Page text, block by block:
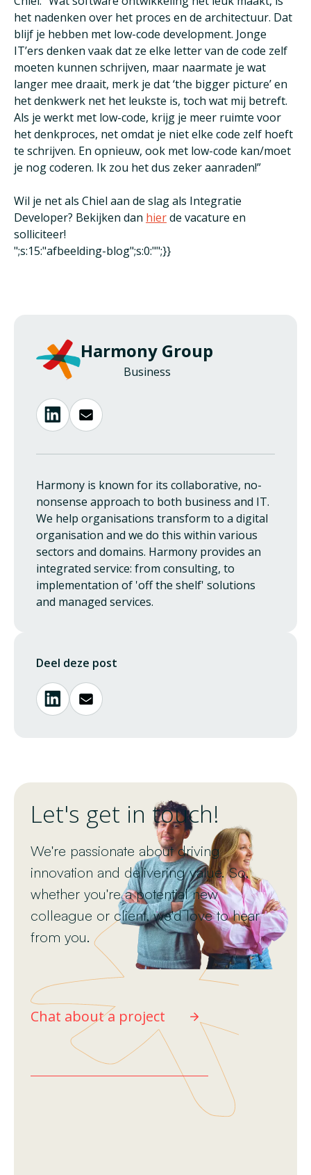
Harmony Group
Business
Harmony is known for its collaborative, no-
nonsense approach to both business and IT.
We help organisations transform to a digital
organisation and we do this within various
sectors and domains. Harmony provides an
integrated service: from consulting, to
implementation of 'off the shelf' solutions
and managed services.
Deel deze post
het nadenken over het proces en de architectuur. Dat
blijf je hebben met low-code development. Jonge
IT’ers denken vaak dat ze elke letter van de code zelf
moeten kunnen schrijven, maar naarmate je wat
langer mee draait, merk je dat ‘the bigger picture’ en
het denkwerk net het leukste is, toch wat mij betreft.
Als je werkt met low-code, krijg je meer ruimte voor
het denkproces, net omdat je niet elke code zelf hoeft
te schrijven. En opnieuw, ook met low-code kan/moet
je nog coderen. Ik zou het dus zeker aanraden!”
Wil je net als Chiel aan de slag als Integratie
Developer? Bekijken dan hierde vacature en
solliciteer!
";s:15:"afbeelding-blog";s:0:"";}}
Let's get in touch!
We're passionate about driving
innovation and delivering value. So,
whether you're a potential new
colleague or client, we'd love to hear
from you.
Chat about a project